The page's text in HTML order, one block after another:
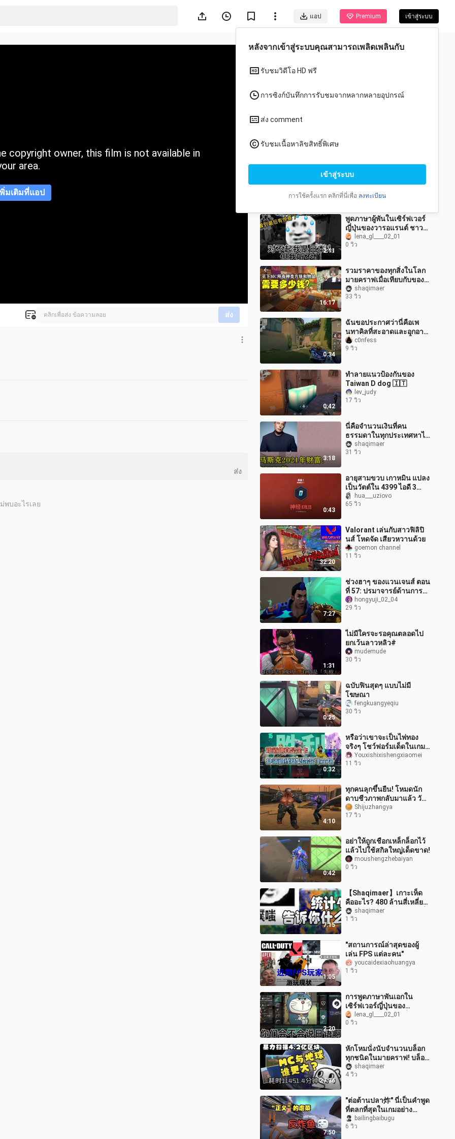
แอป Premium เข้าสู่ระบบ
หลังจากเข้าสู่ระบบคุณสามารถเพลิดเพลินกับ
รับชมวิดีโอ HD ฟรี
การซิงก์บันทึกการรับชมจากหลากหลายอุปกรณ์
ส่ง comment
รับชมเนื้อหาลิขสิทธิ์พิเศษ
เข้าสู่ระบบ
การใช้ครั้งแรก คลิกที่นี่เพื่อ ลงทะเบียน
copyright owner, this film is not available in
area.
มเติมที่แอป
ส่ง
ทั้งหมด อนิเมะ
11:52
ม็อดเจนนี่ แต่เป็นเอนดิ้ง
ฉากฆ่าล้างโหด
shaqimaer
1.3K วิว
2:11
พูดภาษาผู้พันในเซิร์ฟเวอร์
ญี่ปุ่นของวารอแรนต์ ชาว
เน็ตญี่ปุ่นถึงกับอุทานว่า "ฉัน
ฟังไม่รู้เรื่อง!"
lena_gl____02_01
0 วิว
16:17
รวมราคาของทุกสิ่งในโลก
มายคราฟเมื่อเทียบกับของ
จริง คุณว่าอันไหนแพงที่สุด?
shaqimaer
33 วิว
0:34
ฉันขอประกาศว่านี่คือเพ
นทาคิลที่สะอาดและอุกอาจ
ที่สุดที่ฉันเคยเห็นนับตั้งแต่
เล่น Valorant (ปฏิบัติการข
c0nfess
9 วิว
0:42
ทำลายแนวป้องกันของ
Taiwan D dog 🇮🇹
lev_judy
17 วิว
3:18
นี่คือจำนวนเงินที่คน
ธรรมดาในทุกประเทศหาได้
ในช่วงชีวิตของพวกเขา
shaqimaer
31 วิว
0:43
อายุสามขวบ เกาหมิน แปลง
เป็นวัตต์ใน 4399 ไอดี 3
ชั่วโมง ติดตำนาน อัตรา
โจมตีหัว 101% พิสูจน์ให้เห็น
hua___uziovo
65 วิว
32:20
Valorant เล่นกับสาวฟิลิปิ
นส์ โหดจัด เสียวหวานด้วย
goemon channel
11 วิว
7:27
ช่วงฮาๆ ของแวนเจนส์ ตอน
ที่ 57: ปรมาจารย์ด้านการ
แสดงออกทางสีหน้า
hongyuji_02_04
29 วิว
1:31
ไม่มีใครจะรอคุณตลอดไป
ยกเว้นลาวหลิว#
mudemude
30 วิว
0:25
ฉบับฟินสุดๆ แบบไม่มี
โฆษณา
fengkuangyeqiu
30 วิว
0:32
หรือว่าเขาจะเป็นไพ่ทอง
จริงๆ โชว์ฟอร์มเด็ดในเกม
ซ้อมจนถล่มคู่แข่งราบคาบ
Youxishixishengxiaomei
11 วิว
4:10
ทุกคนลุกขึ้นยืน! โหมดนัก
ดาบชีวภาพกลับมาแล้ว วัน
เวลาที่ต้องนั่งพิงกำแพงคอย
ดักปัดก็กลับมาอีกครั้ง!
Shijuzhangya
17 วิว
0:42
อย่าให้ถูกเชือกเหล็กล็อกไว้
แล้วไปใช้สกิลใหญ่เด็ดขาด!
moushengzhebaiyan
0 วิว
7:15
【Shaqimaer】เกาะเห็ด
คืออะไร? 480 ล้านสี่เหลี่ยม
บอกคุณว่าใครคือกลุ่มคนที่
หายากที่สุด! จัดอันดับชี
shaqimaer
1 วิว
1:05
"สถานการณ์ล่าสุดของผู้
เล่น FPS แต่ละคน"
youcaidexiaohuangya
1 วิว
2:20
การพูดภาษาพันเอกใน
เซิร์ฟเวอร์ญี่ปุ่นของ
Valorant จะทำให้เพื่อนร่วม
ทีมของคุณหัวเราะจนหัว
lena_gl____02_01
0 วิว
27:36
หักโหมนั่งนับจำนวนบล็อก
ทุกชนิดในมายคราฟ! บล็อก
อันดับหนึ่งกลับใหญ่กว่าดวง
อาทิตย์ถึง 70 ล้านเท่าเลยนะ
shaqimaer
4 วิว
7:50
"ต่อต้านปลา炸" นี่เป็นคำพูด
ที่ตลกที่สุดในเกมอย่าง
แน่นอน
bailingbaibugu
6 วิว
ส่ง
พบอะไรเลย